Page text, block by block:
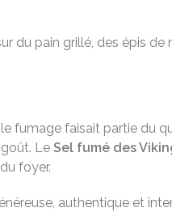
du pain grillé, des épis
fumage faisait partie du
Le Sel fumé des
foyer.
authentique et